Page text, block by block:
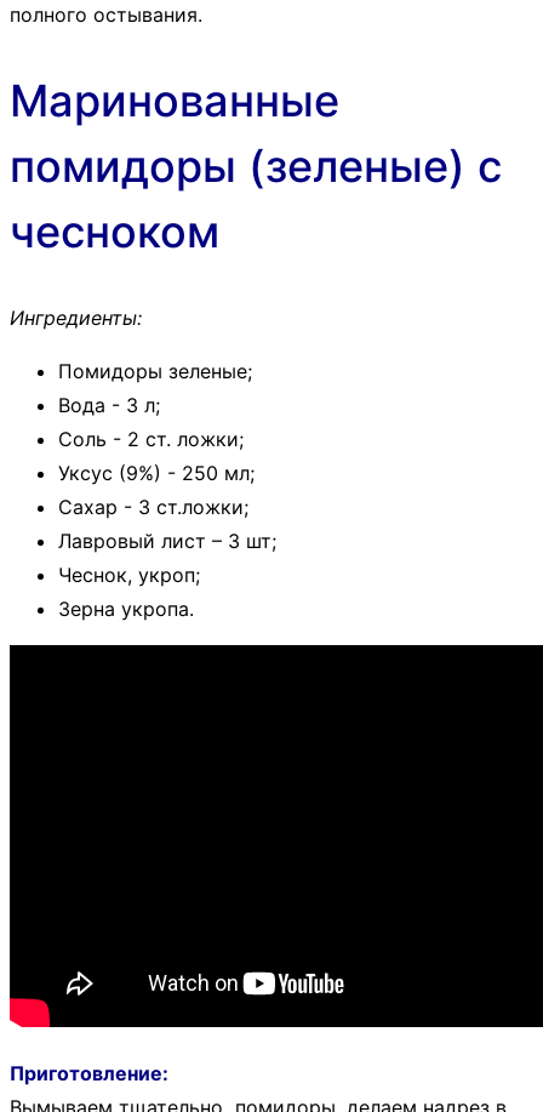
полного остывания.
Маринованные
помидоры (зеленые) с
чесноком
Ингредиенты:
Помидоры зеленые;
Вода - 3 л;
Соль - 2 ст. ложки;
Уксус (9%) - 250 мл;
Сахар - 3 ст.ложки;
Лавровый лист – 3 шт;
Чеснок, укроп;
Зерна укропа.
Приготовление:
Вымываем тщательно помидоры, делаем надрез в